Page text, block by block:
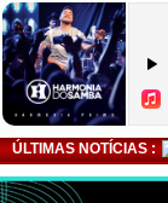
ÚLTIMAS NOTÍCIAS :